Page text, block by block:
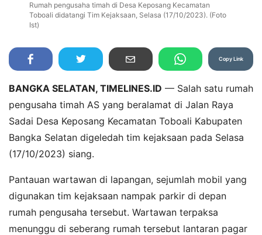
Perbesar
Rumah pengusaha timah di Desa Keposang Kecamatan
Toboali didatangi Tim Kejaksaan, Selasa (17/10/2023). (Foto
Ist)
Copy Link
BANGKA SELATAN, TIMELINES.ID — Salah satu rumah
pengusaha timah AS yang beralamat di Jalan Raya
Sadai Desa Keposang Kecamatan Toboali Kabupaten
Bangka Selatan digeledah tim kejaksaan pada Selasa
(17/10/2023) siang.
Pantauan wartawan di lapangan, sejumlah mobil yang
digunakan tim kejaksaan nampak parkir di depan
rumah pengusaha tersebut. Wartawan terpaksa
menunggu di seberang rumah tersebut lantaran pagar